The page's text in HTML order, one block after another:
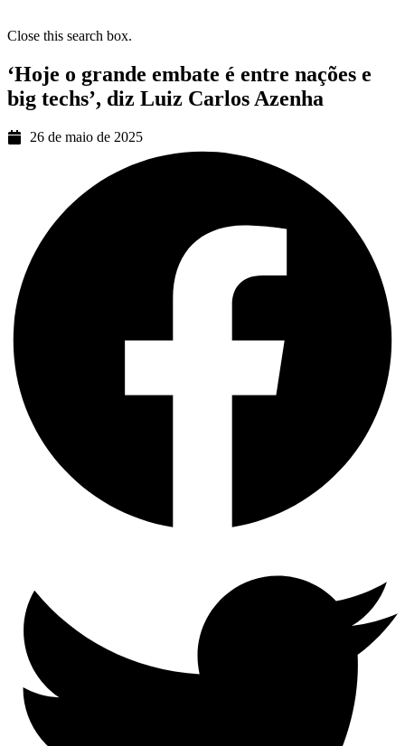
Close this search box.
‘Hoje o grande embate é entre nações e
big techs’, diz Luiz Carlos Azenha
26 de maio de 2025